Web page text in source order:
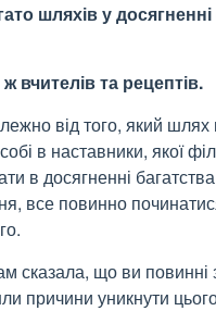
шляхів у
ж вчителів та рецептів.
від того, який шлях
в наставники, якої
в досягненні
все повинно
сказала, що ви повинні
причини уникнути